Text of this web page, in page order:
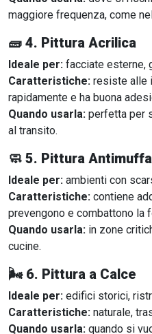
maggiore frequenza, come
🧱 4. Pittura Acrilica
Ideale per: facciate esterne,
Caratteristiche: resiste alle
rapidamente e ha buona
Quando usarla: perfetta per
al transito.
🧼 5. Pittura Antimuffa
Ideale per: ambienti con
Caratteristiche: contiene
prevengono e combattono la
Quando usarla: in zone
cucine.
🌬 6. Pittura a Calce
Ideale per: edifici storici,
Caratteristiche: naturale,
Quando usarla: quando si